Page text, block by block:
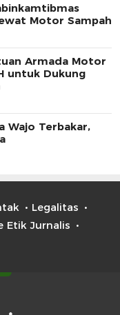
Motor Sampah
Armada Motor
untuk Dukung
Wajo Terbakar,
Legalitas
Etik Jurnalis